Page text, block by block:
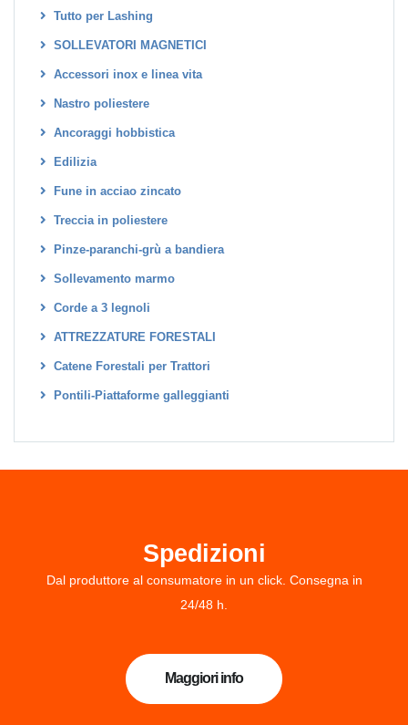
Tutto per Lashing
SOLLEVATORI MAGNETICI
Accessori inox e linea vita
Nastro poliestere
Ancoraggi hobbistica
Edilizia
Fune in acciao zincato
Treccia in poliestere
Pinze-paranchi-grù a bandiera
Sollevamento marmo
Corde a 3 legnoli
ATTREZZATURE FORESTALI
Catene Forestali per Trattori
Pontili-Piattaforme galleggianti
Spedizioni
Dal produttore al consumatore in un click. Consegna in
24/48 h.
Maggiori info